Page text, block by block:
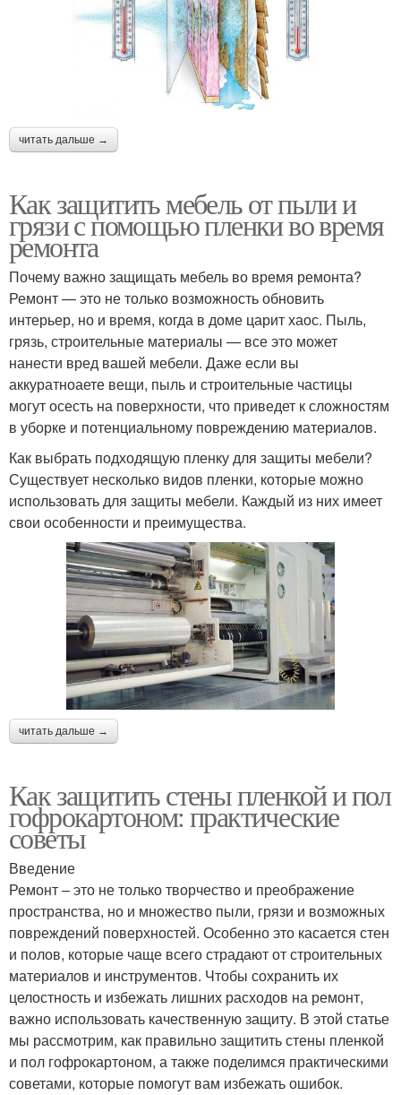
читать дальше →
Как защитить мебель от пыли и
грязи с помощью пленки во время
ремонта
Почему важно защищать мебель во время ремонта?
Ремонт — это не только возможность обновить
интерьер, но и время, когда в доме царит хаос. Пыль,
грязь, строительные материалы — все это может
нанести вред вашей мебели. Даже если вы
аккуратноаете вещи, пыль и строительные частицы
могут осесть на поверхности, что приведет к сложностям
в уборке и потенциальному повреждению материалов.
Как выбрать подходящую пленку для защиты мебели?
Существует несколько видов пленки, которые можно
использовать для защиты мебели. Каждый из них имеет
свои особенности и преимущества.
читать дальше →
Как защитить стены пленкой и пол
гофрокартоном: практические
советы
Введение
Ремонт – это не только творчество и преображение
пространства, но и множество пыли, грязи и возможных
повреждений поверхностей. Особенно это касается стен
и полов, которые чаще всего страдают от строительных
материалов и инструментов. Чтобы сохранить их
целостность и избежать лишних расходов на ремонт,
важно использовать качественную защиту. В этой статье
мы рассмотрим, как правильно защитить стены пленкой
и пол гофрокартоном, а также поделимся практическими
советами, которые помогут вам избежать ошибок.